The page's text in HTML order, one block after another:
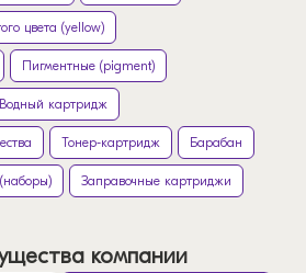
цвета (yellow)
Пигментные (pigment)
Водный картридж
Тонер-картридж Барабан
Заправочные картриджи
компании